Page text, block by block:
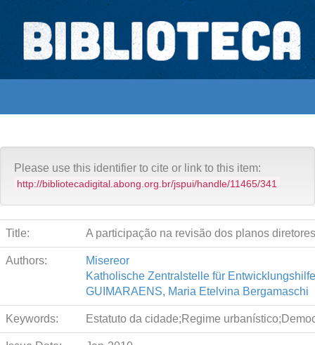
Skip
navigation
Biblioteca Digital Abong
Acervo Abong
Please use this identifier to cite or link to this item:
http://bibliotecadigital.abong.org.br/jspui/handle/11465/341
Title: A participação na revisão dos planos diretores
Authors:
Misereor
Katholische Zentralstelle für Entwicklungshilfe
GUIMARAENS, Maria Etelvina Bergamaschi
Keywords: Estatuto da cidade;Regime